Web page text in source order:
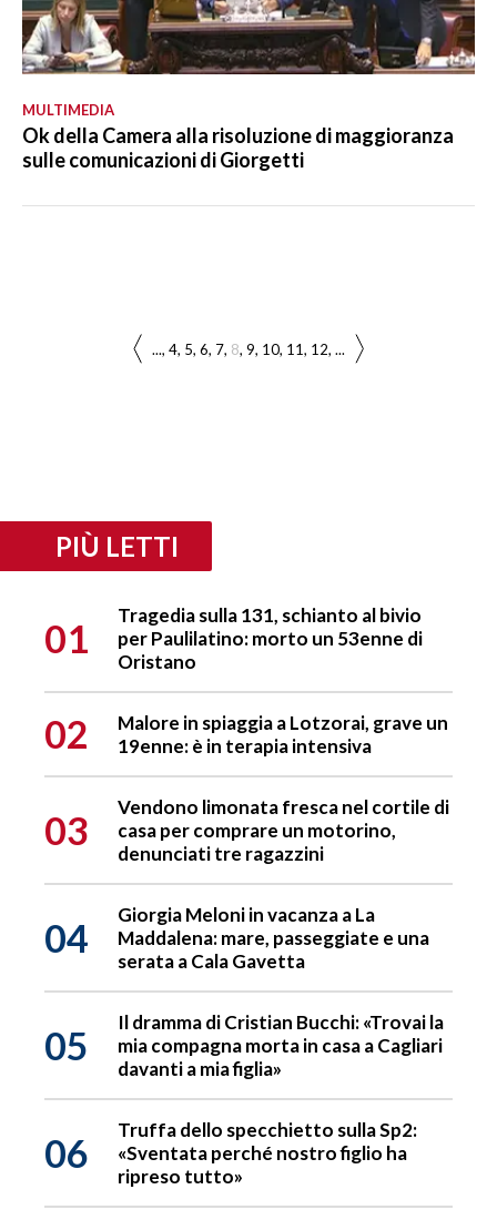
MULTIMEDIA
Ok della Camera alla risoluzione di maggioranza
sulle comunicazioni di Giorgetti
... 4 5 6 7 8 9 10 11 12 ...
PIÙ LETTI
01
Tragedia sulla 131, schianto al bivio
per Paulilatino: morto un 53enne di
Oristano
02
Malore in spiaggia a Lotzorai, grave un
19enne: è in terapia intensiva
03
Vendono limonata fresca nel cortile di
casa per comprare un motorino,
denunciati tre ragazzini
04
Giorgia Meloni in vacanza a La
Maddalena: mare, passeggiate e una
serata a Cala Gavetta
05
Il dramma di Cristian Bucchi: «Trovai la
mia compagna morta in casa a Cagliari
davanti a mia figlia»
06
Truffa dello specchietto sulla Sp2:
«Sventata perché nostro figlio ha
ripreso tutto»